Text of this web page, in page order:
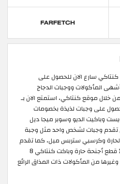
سارع الان للحصول على
المأكولات ووجبات الدجاج
خلال موقع كنتاكي، استمتع الان بـ
على وجبات لذيذة بخصومات
وباكيت الديو وسوبر ميجا ديل
تقدم وجبات لشخص واحد مثل وجبة
وكرسبي ستربس ميل، كما تقدم
وجبات المشاركة مثل باكيت 15 قطع أجنحة حارة وباكت كنتاكي 8
24 قطعة وغيرها من المأكولات ذات المذاق الرائع